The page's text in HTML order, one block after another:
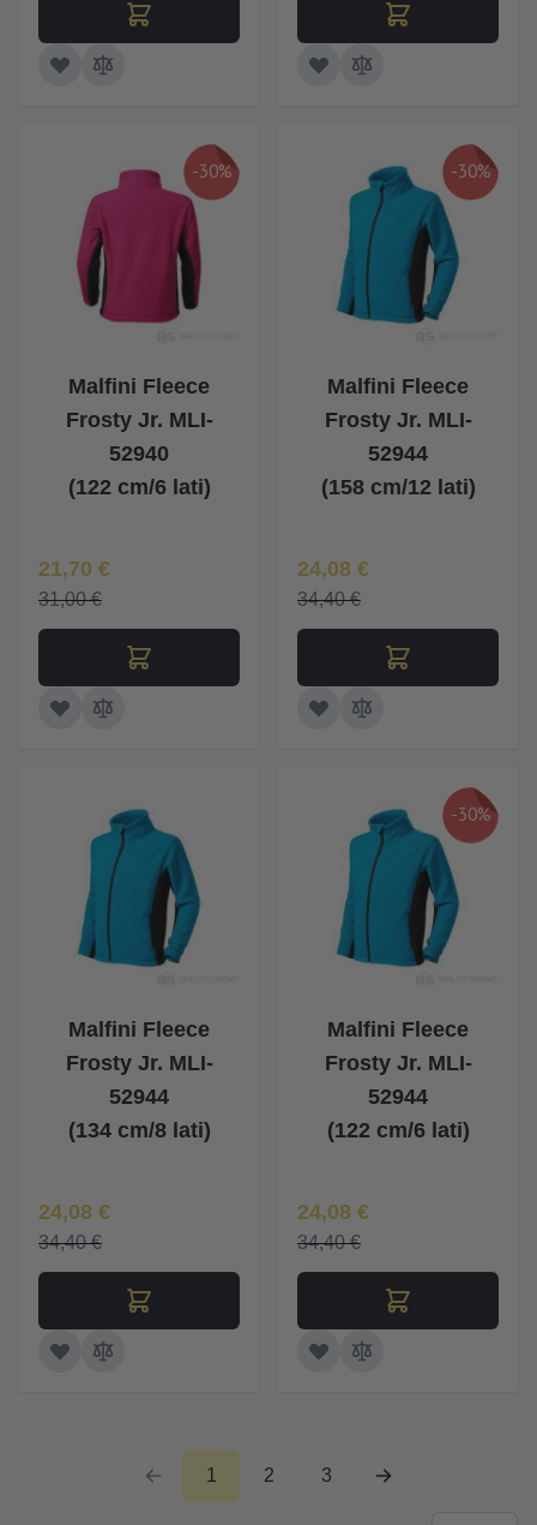
-30%
Malfini Fleece
Frosty Jr. MLI-
52940
(122 cm/6 lati)
Īpaša Cena
21,70 €
31,00 €
-30%
Malfini Fleece
Frosty Jr. MLI-
52944
(158 cm/12 lati)
Īpaša Cena
24,08 €
34,40 €
Malfini Fleece
Frosty Jr. MLI-
52944
(134 cm/8 lati)
Īpaša Cena
24,08 €
34,40 €
-30%
Malfini Fleece
Frosty Jr. MLI-
52944
(122 cm/6 lati)
Īpaša Cena
24,08 €
34,40 €
1 2 3